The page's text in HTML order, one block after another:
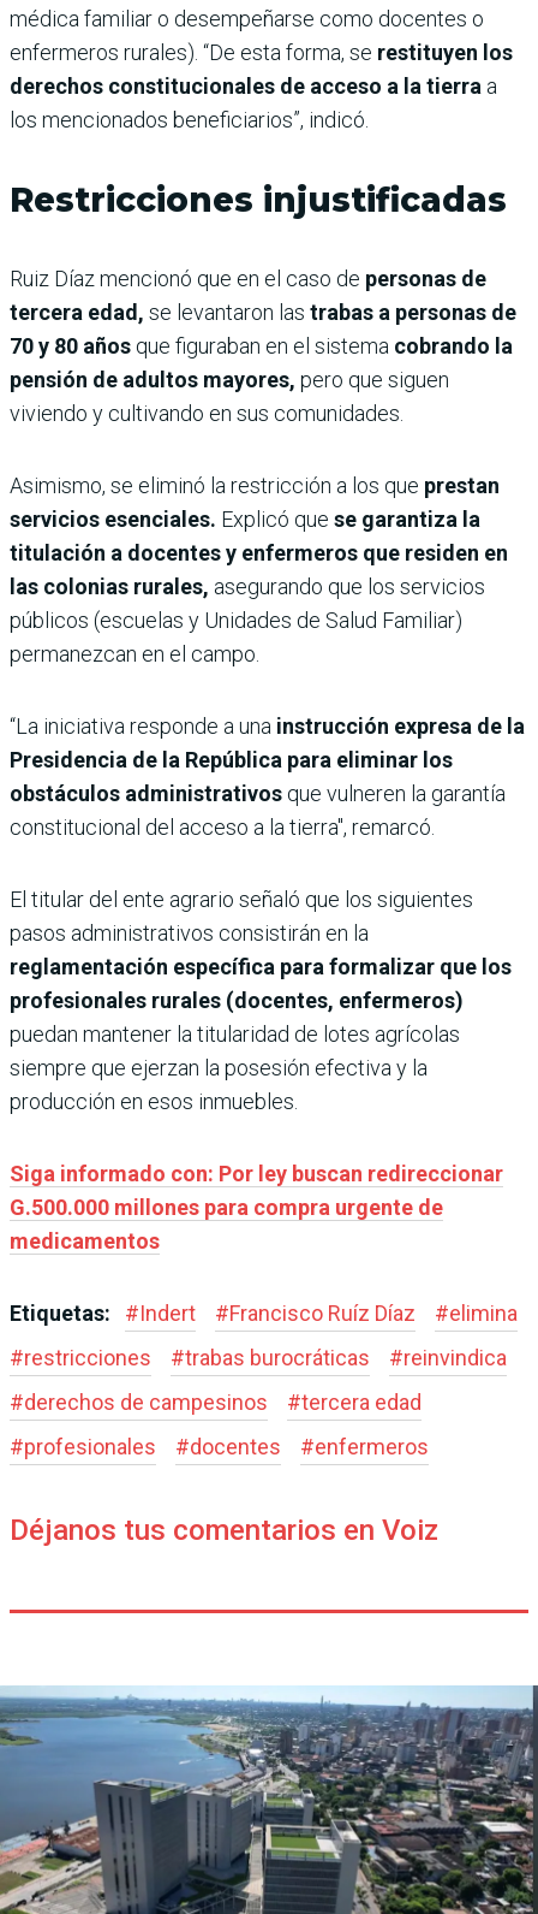
médica familiar o desempeñarse como docentes o
enfermeros rurales). “De esta forma, se restituyen los
derechos constitucionales de acceso a la tierra a
los mencionados beneficiarios”, indicó.
Restricciones injustificadas
Ruiz Díaz mencionó que en el caso de personas de
tercera edad, se levantaron las trabas a personas de
70 y 80 años que figuraban en el sistema cobrando la
pensión de adultos mayores, pero que siguen
viviendo y cultivando en sus comunidades.
Asimismo, se eliminó la restricción a los que prestan
servicios esenciales. Explicó que se garantiza la
titulación a docentes y enfermeros que residen en
las colonias rurales, asegurando que los servicios
públicos (escuelas y Unidades de Salud Familiar)
permanezcan en el campo.
“​La iniciativa responde a una instrucción expresa de la
Presidencia de la República para eliminar los
obstáculos administrativos que vulneren la garantía
constitucional del acceso a la tierra", remarcó.
El titular del ente agrario señaló que los ​siguientes
pasos administrativos consistirán en la
reglamentación específica para formalizar que los
profesionales rurales (docentes, enfermeros)
puedan mantener la titularidad de lotes agrícolas
siempre que ejerzan la posesión efectiva y la
producción en esos inmuebles.
Siga informado con: Por ley buscan redireccionar
G.500.000 millones para compra urgente de
medicamentos
Etiquetas: #Indert #Francisco Ruíz Díaz #elimina
#restricciones #trabas burocráticas #reinvindica
#derechos de campesinos #tercera edad
#profesionales #docentes #enfermeros
Déjanos tus comentarios en Voiz